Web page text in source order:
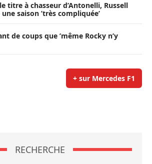
titre à chasseur d’Antonelli, Russell
saison ’très compliquée’
de coups que ’même Rocky n’y
+ sur Mercedes F1
RECHERCHE